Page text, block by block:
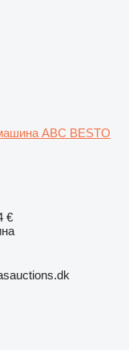
ABC BESTO
€